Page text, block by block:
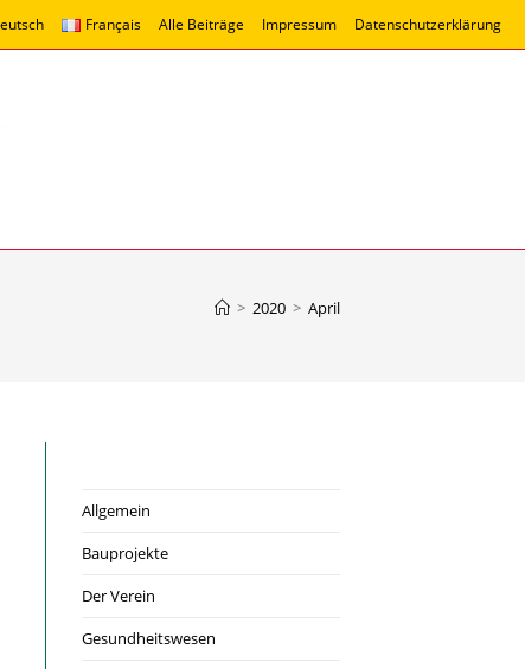
Français Alle Beiträge Impressum Datenschutzerklärung
> 2020 > April
Allgemein
Bauprojekte
Der Verein
Gesundheitswesen